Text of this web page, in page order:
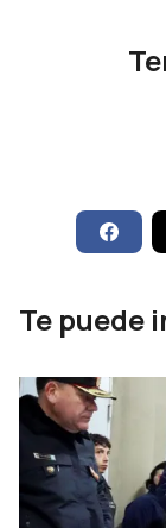
Te puede